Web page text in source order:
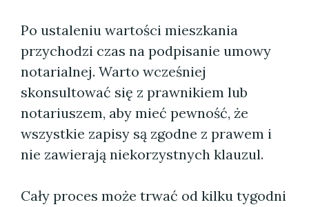
Po ustaleniu wartości mieszkania
przychodzi czas na podpisanie umowy
notarialnej. Warto wcześniej
skonsultować się z prawnikiem lub
notariuszem, aby mieć pewność, że
wszystkie zapisy są zgodne z prawem i
nie zawierają niekorzystnych klauzul.
Cały proces może trwać od kilku tygodni